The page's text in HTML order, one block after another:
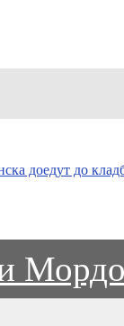
доедут до